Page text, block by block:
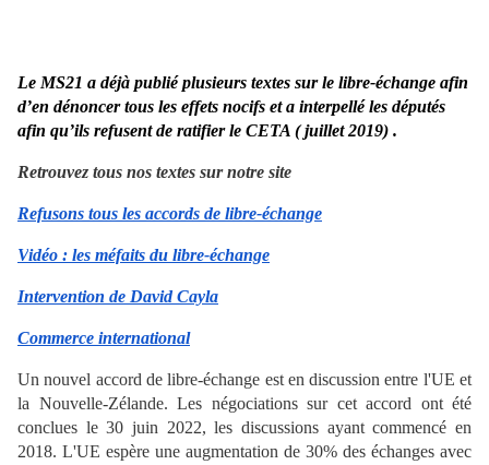
Le MS21 a déjà publiéplusieurs textes sur le libre-échange afin
d’en dénoncer tous les effets nocifs et a interpellé les députés
afin qu’ils refusent de ratifier le CETA ( juillet 2019) .
Retrouvez tous nos textes sur notre site
Refusons tous les accords de libre-échange
Vidéo : les méfaits du libre-échange
Intervention de David Cayla
Commerce international
Un nouvel accord de libre-échange est en discussion entre l'UE et
la Nouvelle-Zélande. Les négociations sur cet accord ont été
conclues le 30 juin 2022, les discussions ayant commencé en
2018. L'UE espère une augmentation de 30% des échanges avec